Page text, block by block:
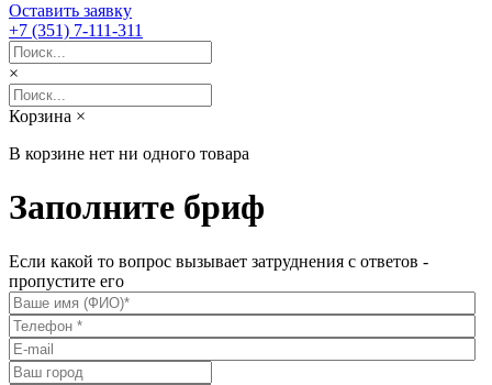
Оставить заявку
+7 (351) 7-111-311
×
Корзина ×
В корзине нет ни одного товара
Заполните бриф
Если какой то вопрос вызывает затруднения с ответов -
пропустите его